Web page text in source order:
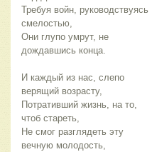
Требуя войн, руководствуясь
смелостью,
Они глупо умрут, не
дождавшись конца.
И каждый из нас, слепо
верящий возрасту,
Потративший жизнь, на то,
чтоб стареть,
Не смог разглядеть эту
вечную молодость,